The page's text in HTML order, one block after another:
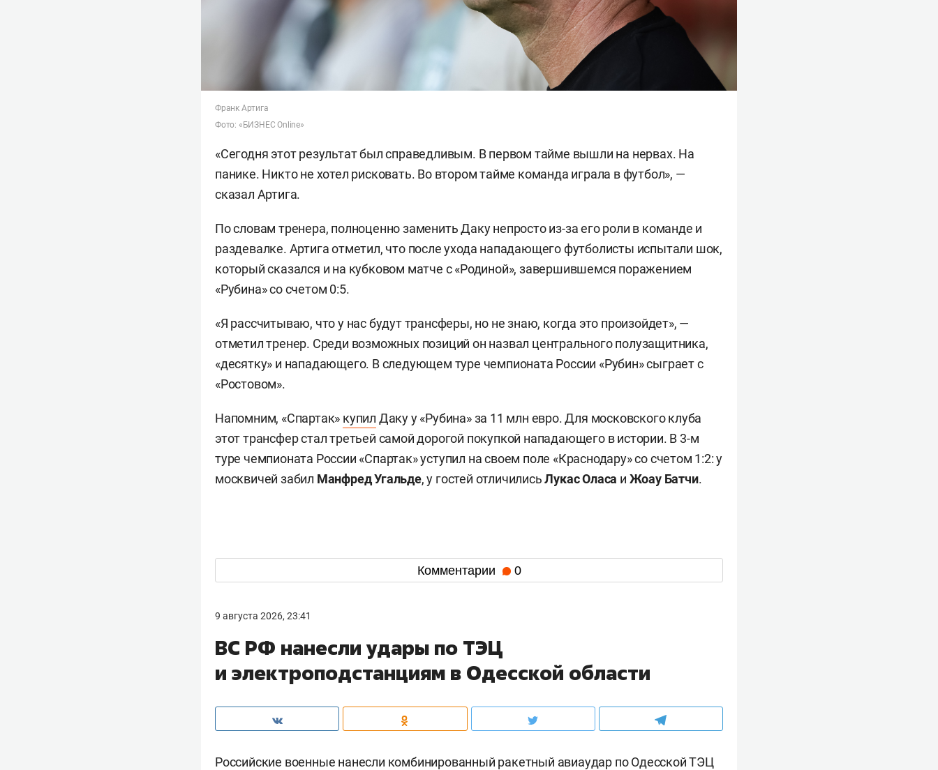
Франк Артига
Фото: «БИЗНЕС Online»
«Сегодня этот результат был справедливым. В первом тайме вышли на нервах. На
панике. Никто не хотел рисковать. Во втором тайме команда играла в футбол», —
сказал Артига.
По словам тренера, полноценно заменить Даку непросто из-за его роли в команде и
раздевалке. Артига отметил, что после ухода нападающего футболисты испытали шок,
который сказался и на кубковом матче с «Родиной», завершившемся поражением
«Рубина» со счетом 0:5.
«Я рассчитываю, что у нас будут трансферы, но не знаю, когда это произойдет», —
отметил тренер. Среди возможных позиций он назвал центрального полузащитника,
«десятку» и нападающего. В следующем туре чемпионата России «Рубин» сыграет с
«Ростовом».
Напомним, «Спартак» купил Даку у «Рубина» за 11 млн евро. Для московского клуба
этот трансфер стал третьей самой дорогой покупкой нападающего в истории. В 3-м
туре чемпионата России «Спартак» уступил на своем поле «Краснодару» со счетом 1:2: у
москвичей забил Манфред Угальде, у гостей отличилисьЛукас Оласа и Жоау Батчи.
Комментарии 0
9 августа 2026, 23:41
ВС РФ нанесли удары по ТЭЦ
и электроподстанциям в Одесской области
Российские военные нанесли комбинированный ракетный авиаудар по Одесской ТЭЦ